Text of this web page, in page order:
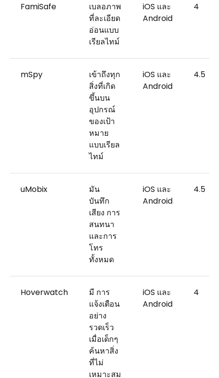
FamiSafe
เบลอภาพ
ที่ละเอียด
อ่อนแบบ
เรียลไทม์
iOS และ
Android
4
mSpy
เข้าถึงทุก
สิ่งที่เกิด
ขึ้นบน
อุปกรณ์
ของเป้า
หมาย
แบบเรียล
ไทม์
iOS และ
Android
4.5
uMobix
มัน
บันทึก
เสียง การ
สนทนา
และการ
โทร
ทั้งหมด
iOS และ
Android
4.5
Hoverwatch
มี การ
แจ้งเตือน
อย่าง
รวดเร็ว
เมื่อเด็กๆ
ค้นหาสิ่ง
ที่ไม่
เหมาะสม
iOS และ
Android
4